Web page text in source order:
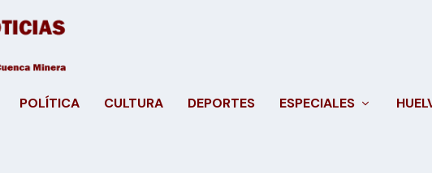
POLÍTICA CULTURA DEPORTES ESPECIALES